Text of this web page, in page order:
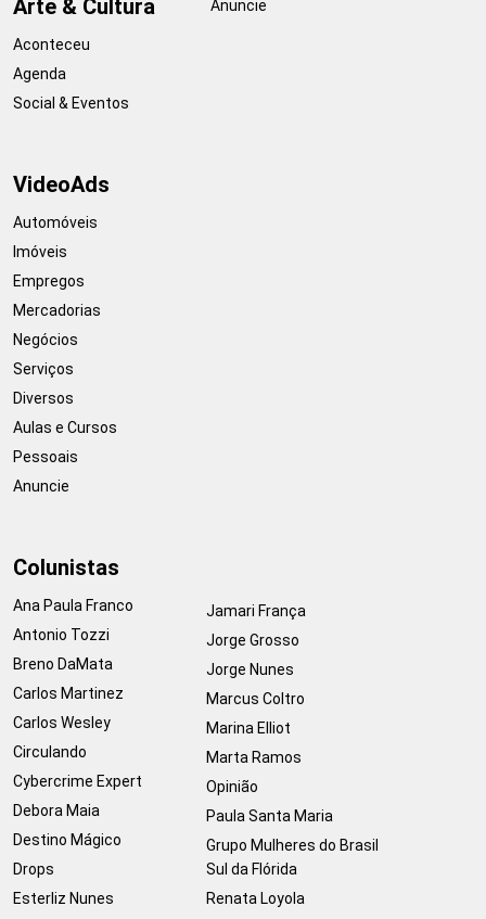
Arte & Cultura
Aconteceu
Agenda
Social & Eventos
Anuncie
VideoAds
Automóveis
Imóveis
Empregos
Mercadorias
Negócios
Serviços
Diversos
Aulas e Cursos
Pessoais
Anuncie
Colunistas
Ana Paula Franco
Antonio Tozzi
Breno DaMata
Carlos Martinez
Carlos Wesley
Circulando
Cybercrime Expert
Debora Maia
Destino Mágico
Drops
Esterliz Nunes
Jamari França
Jorge Grosso
Jorge Nunes
Marcus Coltro
Marina Elliot
Marta Ramos
Opinião
Paula Santa Maria
Grupo Mulheres do Brasil
Sul da Flórida
Renata Loyola